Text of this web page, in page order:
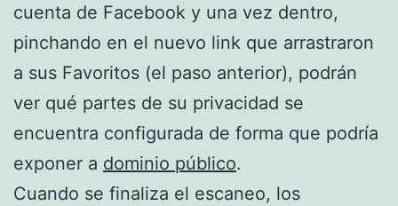
cuenta de Facebook y una vez dentro,
pinchando en el nuevo link que arrastraron
a sus Favoritos (el paso anterior), podrán
ver qué partes de su privacidad se
encuentra configurada de forma que podría
exponer a dominio público.
Cuando se finaliza el escaneo, los